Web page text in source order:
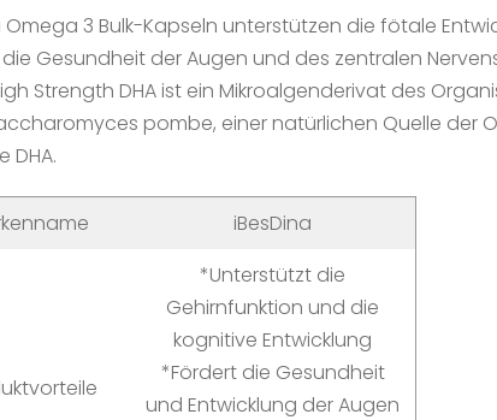
Omega 3 Bulk-Kapseln unterstützen die fötale
die Gesundheit der Augen und des zentralen
Strength DHA ist ein Mikroalgenderivat des
pombe, einer natürlichen Quelle der
DHA.
iBesDina
*Unterstützt die
Gehirnfunktion und die
kognitive Entwicklung
*Fördert die Gesundheit
und Entwicklung der Augen